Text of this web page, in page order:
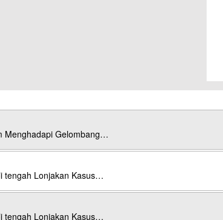
Menghadapi Gelombang…
tengah Lonjakan Kasus…
tengah Lonjakan Kasus…